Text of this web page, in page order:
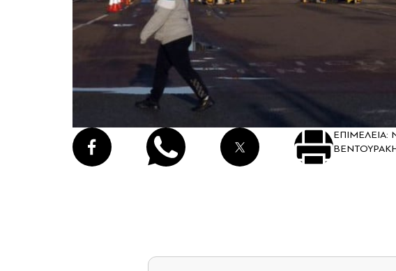
ΕΠΙΜΕΛΕΙΑ: